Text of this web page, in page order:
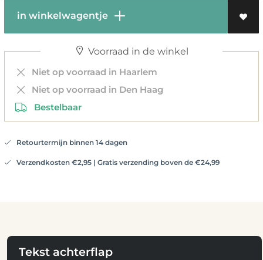
in winkelwagentje
Voorraad in de winkel
Niet op voorraad in Haarlem
Niet op voorraad in Den Haag
Bestelbaar
Retourtermijn binnen 14 dagen
Verzendkosten €2,95 | Gratis verzending boven de €24,99
Tekst achterflap